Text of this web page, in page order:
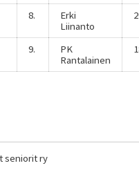
8.
Erki
Liinanto
9.
PK
Rantalainen
seniorit ry